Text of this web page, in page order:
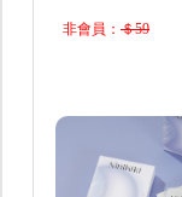
非會員：＄59